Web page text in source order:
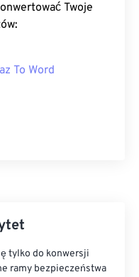
Twoje
To Word
tylko do konwersji
ramy bezpieczeństwa